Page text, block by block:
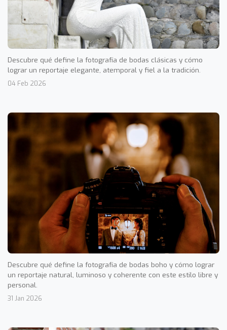
Descubre qué define la fotografía de bodas clásicas y cómo
lograr un reportaje elegante, atemporal y fiel a la tradición.
04 Feb 2026
Descubre qué define la fotografía de bodas boho y cómo lograr
un reportaje natural, luminoso y coherente con este estilo libre y
personal.
31 Jan 2026